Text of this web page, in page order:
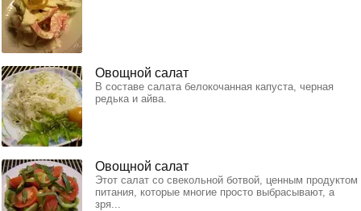
Овощной салат
В составе салата белокочанная капуста, черная
редька и айва.
Овощной салат
Этот салат со свекольной ботвой, ценным продуктом
питания, которые многие просто выбрасывают, а
зря...